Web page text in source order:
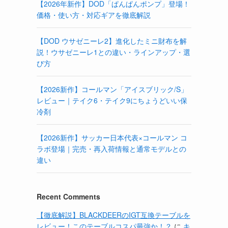
【2026年新作】DOD「ぱんぱんポンプ」登場！
価格・使い方・対応ギアを徹底解説
【DOD ウサゼニーレ2】進化したミニ財布を解
説！ウサゼニーレ1との違い・ラインアップ・選
び方
【2026新作】コールマン「アイスブリック/S」
レビュー｜テイク6・テイク9にちょうどいい保
冷剤
【2026新作】サッカー日本代表×コールマン コ
ラボ登場｜完売・再入荷情報と通常モデルとの
違い
Recent Comments
【徹底解説】BLACKDEERのIGT互換テーブルを
レビュー！このテーブルコスパ最強か！？ に キ